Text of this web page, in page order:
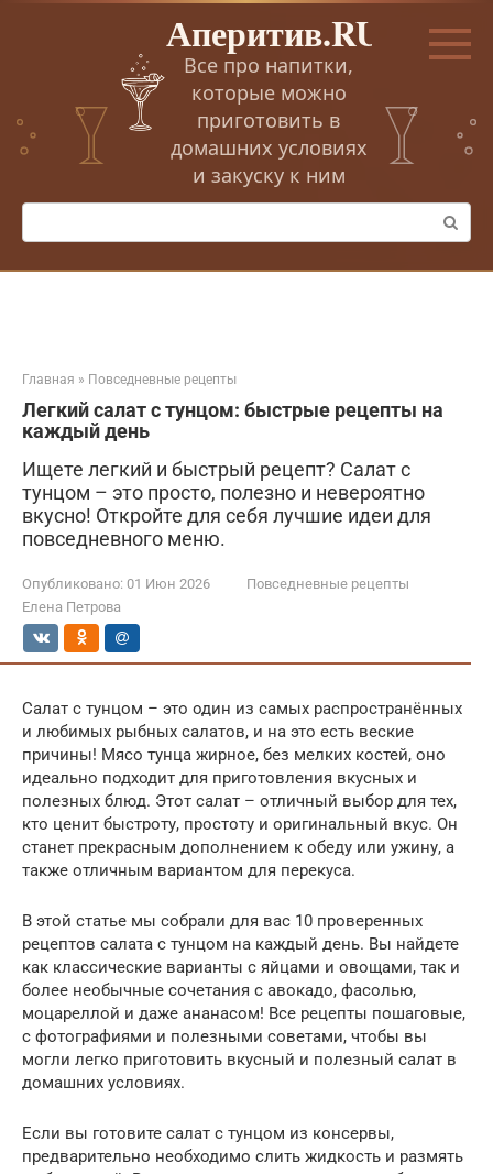
Перейти
Аперитив.RU
Все про напитки,
которые можно
приготовить в
домашних условиях
и закуску к ним
Поиск:
Главная » Повседневные рецепты
Легкий салат с тунцом: быстрые рецепты на
каждый день
Ищете легкий и быстрый рецепт? Салат с
тунцом – это просто, полезно и невероятно
вкусно! Откройте для себя лучшие идеи для
повседневного меню.
Опубликовано: 01 Июн 2026
Повседневные рецепты
Елена Петрова
Салат с тунцом – это один из самых распространённых
и любимых рыбных салатов, и на это есть веские
причины! Мясо тунца жирное, без мелких костей, оно
идеально подходит для приготовления вкусных и
полезных блюд. Этот салат – отличный выбор для тех,
кто ценит быстроту, простоту и оригинальный вкус. Он
станет прекрасным дополнением к обеду или ужину, а
также отличным вариантом для перекуса.
В этой статье мы собрали для вас 10 проверенных
рецептов салата с тунцом на каждый день. Вы найдете
как классические варианты с яйцами и овощами, так и
более необычные сочетания с авокадо, фасолью,
моцареллой и даже ананасом! Все рецепты пошаговые,
с фотографиями и полезными советами, чтобы вы
могли легко приготовить вкусный и полезный салат в
домашних условиях.
Если вы готовите салат с тунцом из консервы,
предварительно необходимо слить жидкость и размять